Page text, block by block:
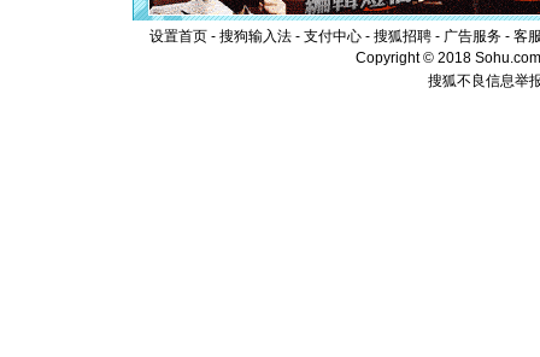
颜！冬去
道一声平
[春节] 传
片叶子是
送你一棵
设置首页 - 搜狗输入法 - 支付中心 - 搜狐招聘 - 广告服务 - 客
Copyright © 2018
搜狐不良信息举